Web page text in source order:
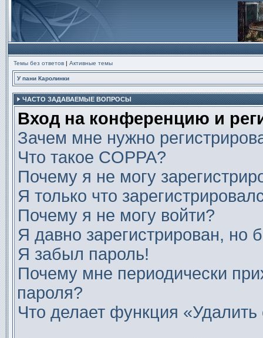
Темы без ответов | Активные темы
У пани Каролинки
ЧАСТО ЗАДАВАЕМЫЕ ВОПРОСЫ
Вход на конференцию и
Зачем мне нужно
Что такое COPPA?
Почему я не могу
Я только что
Почему я не могу войти?
Я давно зарегистрирован, но
Я забыл пароль!
Почему мне периодически
пароля?
Что делает функция